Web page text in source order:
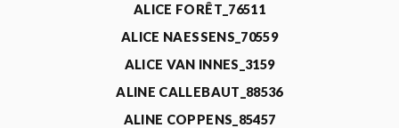
ALICE FORÊT_76511
ALICE NAESSENS_70559
ALICE VAN INNES_3159
ALINE CALLEBAUT_88536
ALINE COPPENS_85457